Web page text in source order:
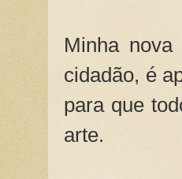
Minha
cidadão, é
para que
arte.